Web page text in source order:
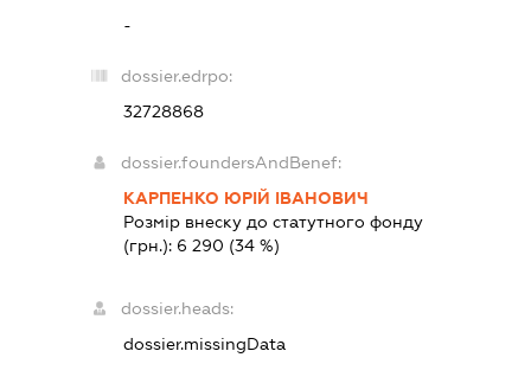
-
dossier.edrpo:
32728868
dossier.foundersAndBenef:
КАРПЕНКО ЮРІЙ ІВАНОВИЧ
Розмір внеску до статутного фонду
(грн.): 6 290 (34 %)
dossier.heads:
dossier.missingData